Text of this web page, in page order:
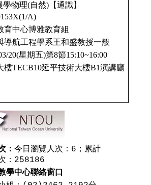
物理(自然)【通識】
A)
育中心博雅教育組
導航工程學系王和盛教授一般
20(星期五)第8節15:10~16:00
樓TECB10延平技術大樓B1演講廳
： 今日瀏覽人次：6；累計
：258186
學中心聯絡窗口